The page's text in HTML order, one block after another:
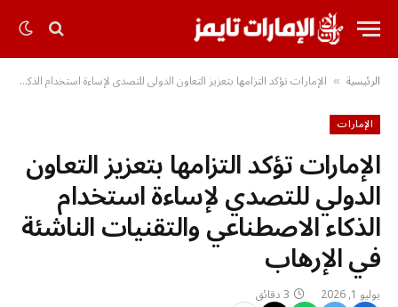
الرئيسية » الإمارات تؤكد التزامها بتعزيز التعاون الدولي للتصدي لإساءة استخدام الذكاء الاصطناعي والتقنيات الناشئة في الإرهاب
الإمارات
الإمارات تؤكد التزامها بتعزيز التعاون
الدولي للتصدي لإساءة استخدام
الذكاء الاصطناعي والتقنيات الناشئة
في الإرهاب
يوليو 1, 2026 3 دقائق